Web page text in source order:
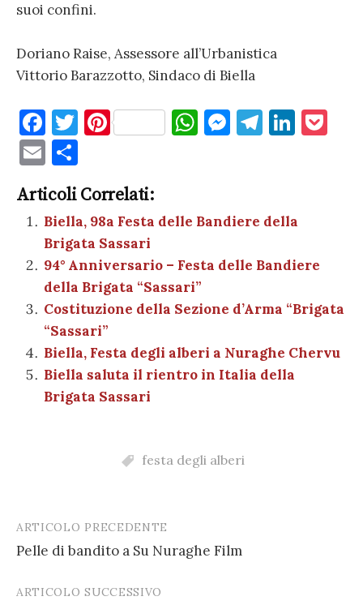
suoi confini.
Doriano Raise, Assessore all’Urbanistica
Vittorio Barazzotto, Sindaco di Biella
F
a
c
e
b
o
o
k
T
te
r
Pi
es
t
W
A
p
p
M
g
er
T
a
m
Li
dI
n
E
m
ai
l
n
di
vi
di
Articoli Correlati:
Biella, 98a Festa delle Bandiere della
Brigata Sassari
94° Anniversario – Festa delle Bandiere
della Brigata “Sassari”
Costituzione della Sezione d’Arma “Brigata
“Sassari”
Biella, Festa degli alberi a Nuraghe Chervu
Biella saluta il rientro in Italia della
Brigata Sassari
festa degli alberi
Post
navigation
ARTICOLO PRECEDENTE
Pelle di bandito a Su Nuraghe Film
ARTICOLO SUCCESSIVO